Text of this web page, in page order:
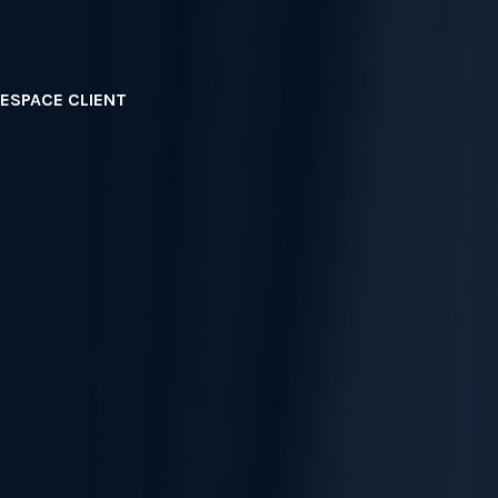
ESPACE CLIENT